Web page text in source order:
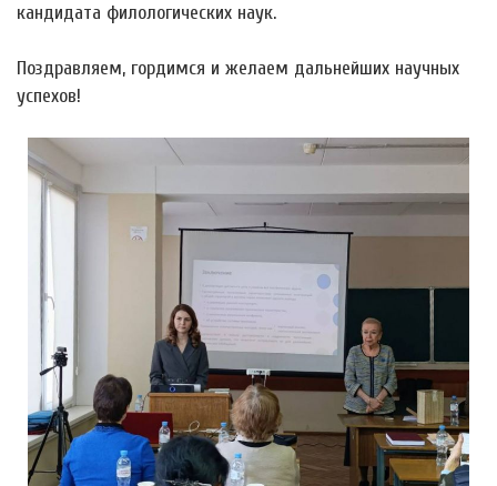
кандидата филологических наук.
Поздравляем, гордимся и желаем дальнейших научных
успехов!